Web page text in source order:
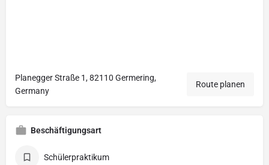
Planegger Straße 1, 82110 Germering,
Germany
Route planen
Beschäftigungsart
Schülerpraktikum